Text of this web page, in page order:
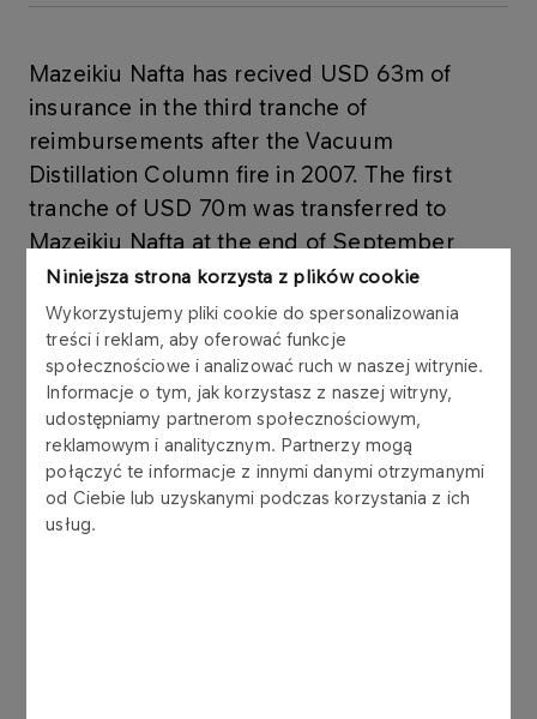
Niniejsza strona korzysta z plików cookie
Wykorzystujemy pliki cookie do spersonalizowania
treści i reklam, aby oferować funkcje
społecznościowe i analizować ruch w naszej witrynie.
Informacje o tym, jak korzystasz z naszej witryny,
udostępniamy partnerom społecznościowym,
reklamowym i analitycznym. Partnerzy mogą
połączyć te informacje z innymi danymi otrzymanymi
od Ciebie lub uzyskanymi podczas korzystania z ich
usług.
Mazeikiu Nafta has recived USD 63m of
insurance in the third tranche of
reimbursements after the Vacuum
Distillation Column fire in 2007. The first
tranche of USD 70m was transferred to
Mazeikiu Nafta at the end of September
2007. In January 2008 the company
received another USD 40m.
Further reimbursements are still the subject of
negotiations. The Vacuum Distillation Column was
destroyed in fire on 12th October 2006. The
facility was rebuilt in December 2007 and brought
back into operation in January 2008.